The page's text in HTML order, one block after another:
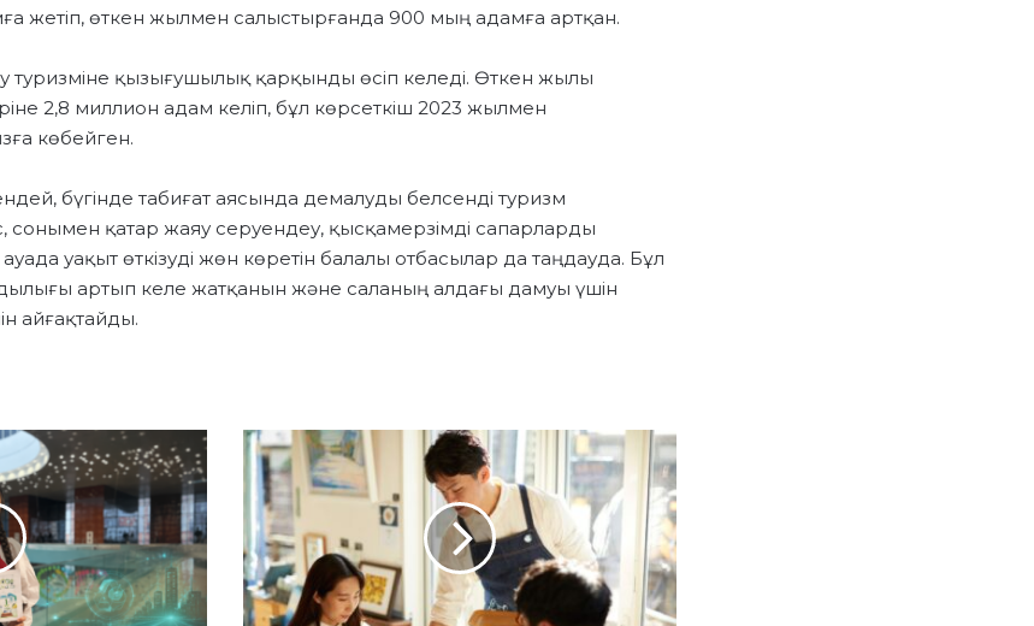
жетіп, өткен жылмен салыстырғанда 900 мың адамға артқан.
туризміне қызығушылық қарқынды өсіп келеді. Өткен жылы
2,8 миллион адам келіп, бұл көрсеткіш 2023 жылмен
көбейген.
бүгінде табиғат аясында демалуды белсенді туризм
сонымен қатар жаяу серуендеу, қысқамерзімді сапарларды
уақыт өткізуді жөн көретін балалы отбасылар да таңдауда. Бұл
артып келе жатқанын және саланың алдағы дамуы үшін
айғақтайды.
Қ
З
С
Т
А